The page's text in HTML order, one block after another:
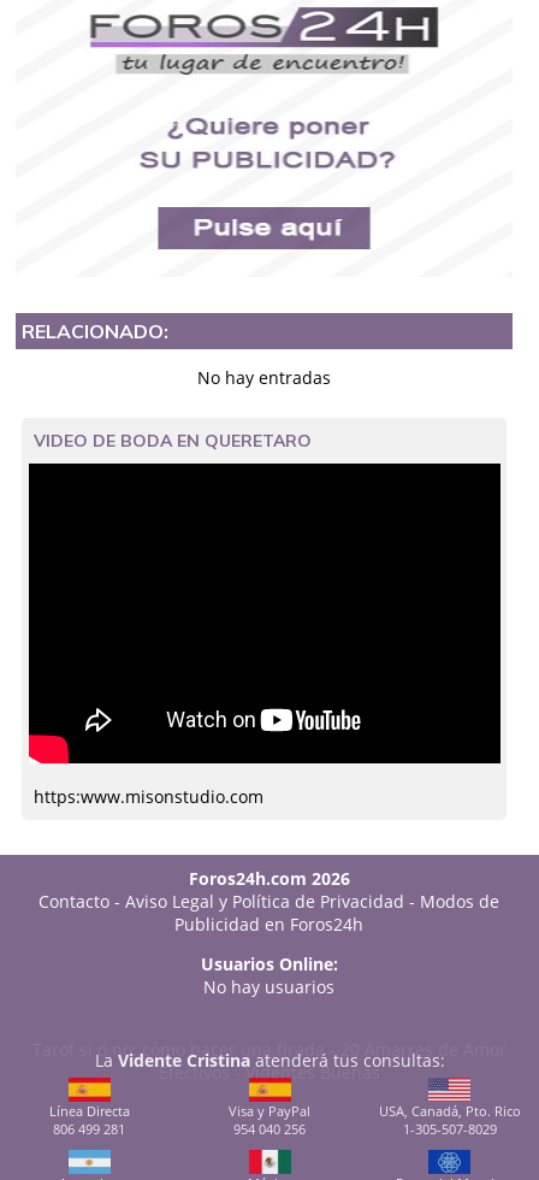
RELACIONADO:
No hay entradas
VIDEO DE BODA EN QUERETARO
https:www.misonstudio.com
Foros24h.com 2026
Contacto -Aviso Legal y Política de Privacidad - Modos de
Publicidad en Foros24h
Usuarios Online:
No hay usuarios
Tarot sí o no: cómo hacer una tirada-
20 Amarres de Amor
Efectivos-Videntes Buenas
La Vidente Cristinaatenderá tus consultas:
Línea Directa
806 499 281
Visa y PayPal
954 040 256
USA, Canadá, Pto. Rico
1-305-507-8029